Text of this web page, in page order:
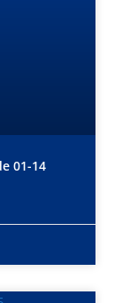
01-14